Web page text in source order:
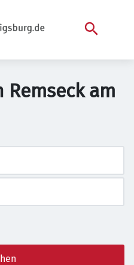
Remseck am